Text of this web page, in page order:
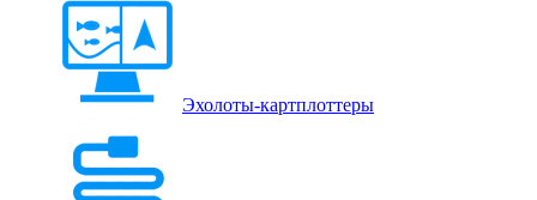
Эхолоты-картплоттеры